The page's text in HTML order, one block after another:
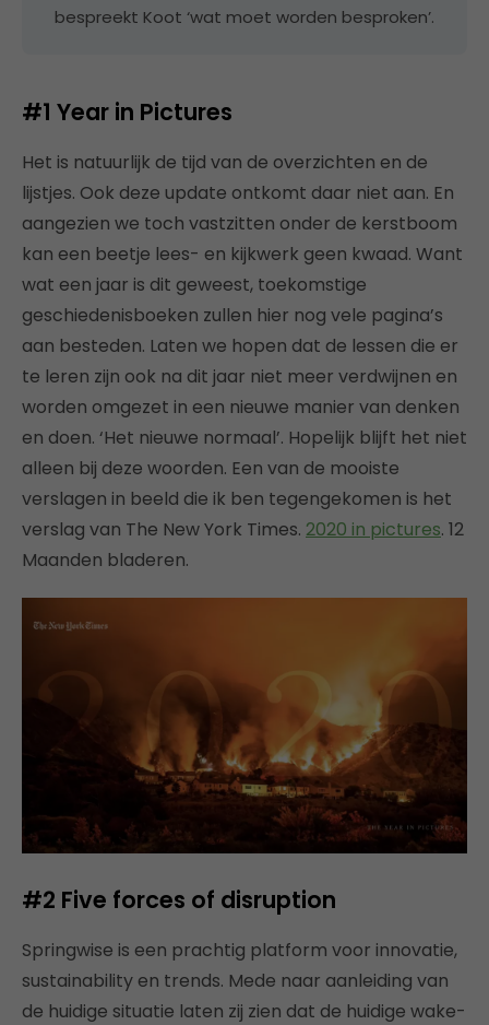
bespreekt Koot ‘wat moet worden besproken’.
#1 Year in Pictures
Het is natuurlijk de tijd van de overzichten en de
lijstjes. Ook deze update ontkomt daar niet aan. En
aangezien we toch vastzitten onder de kerstboom
kan een beetje lees- en kijkwerk geen kwaad. Want
wat een jaar is dit geweest, toekomstige
geschiedenisboeken zullen hier nog vele pagina’s
aan besteden. Laten we hopen dat de lessen die er
te leren zijn ook na dit jaar niet meer verdwijnen en
worden omgezet in een nieuwe manier van denken
en doen. ‘Het nieuwe normaal’. Hopelijk blijft het niet
alleen bij deze woorden. Een van de mooiste
verslagen in beeld die ik ben tegengekomen is het
verslag van The New York Times. 2020 in pictures. 12
Maanden bladeren.
#2 Five forces of disruption
Springwise is een prachtig platform voor innovatie,
sustainability en trends. Mede naar aanleiding van
de huidige situatie laten zij zien dat de huidige wake-